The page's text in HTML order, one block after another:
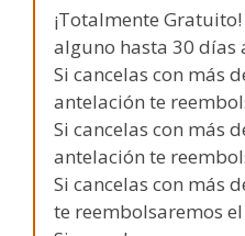
¡Totalmente
alguno hasta 30 días
Si cancelas con más
antelación te
Si cancelas con más
antelación te
Si cancelas con más
te reembolsaremos el